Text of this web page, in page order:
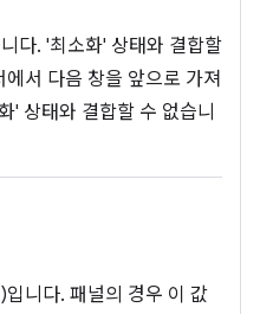
다. '최소화' 상태와 결합할
서 다음 창을 앞으로 가져
' 상태와 결합할 수 없습니
니다. 패널의 경우 이 값